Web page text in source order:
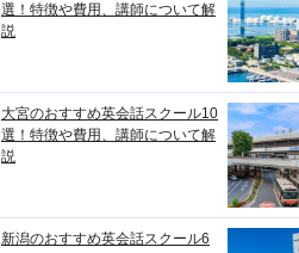
選！特徴や費用、講師について解
説
大宮のおすすめ英会話スクール10
選！特徴や費用、講師について解
説
新潟のおすすめ英会話スクール6